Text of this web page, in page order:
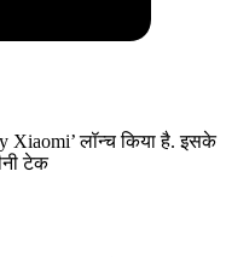
Xiaomi’ लॉन्च किया है. इसके
टेक